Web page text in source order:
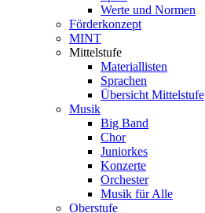
Werte und Normen
Förderkonzept
MINT
Mittelstufe
Materiallisten
Sprachen
Übersicht Mittelstufe
Musik
Big Band
Chor
Juniorkes
Konzerte
Orchester
Musik für Alle
Oberstufe